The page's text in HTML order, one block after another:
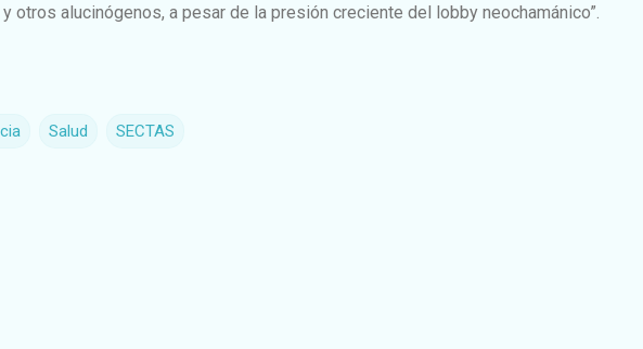
y otros alucinógenos, a pesar de la presión creciente del lobby neochamánico”.
Salud SECTAS